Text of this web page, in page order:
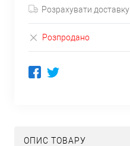
Розрахувати доставку
Розпродано
ОПИС ТОВАРУ